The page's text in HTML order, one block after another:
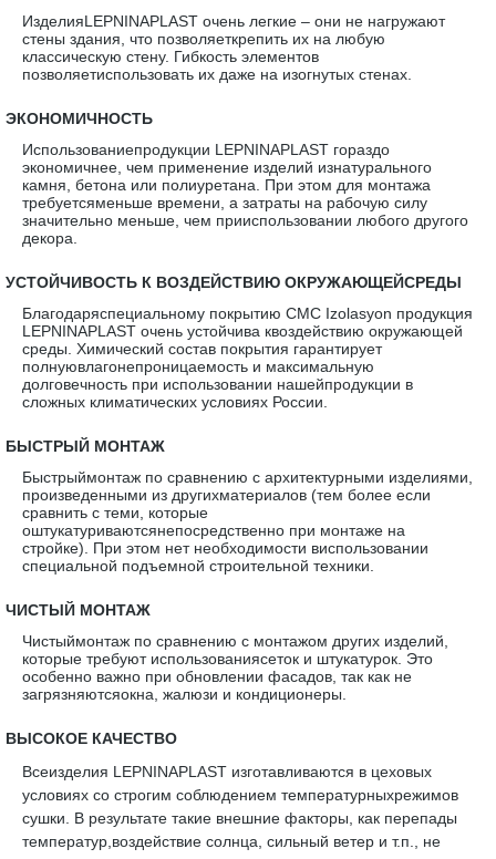
ИзделияLEPNINAPLAST очень легкие – они не нагружают
стены здания, что позволяеткрепить их на любую
классическую стену. Гибкость элементов
позволяетиспользовать их даже на изогнутых стенах.
ЭКОНОМИЧНОСТЬ
Использованиепродукции LEPNINAPLAST гораздо
экономичнее, чем применение изделий изнатурального
камня, бетона или полиуретана. При этом для монтажа
требуетсяменьше времени, а затраты на рабочую силу
значительно меньше, чем прииспользовании любого другого
декора.
УСТОЙЧИВОСТЬ К ВОЗДЕЙСТВИЮ ОКРУЖАЮЩЕЙСРЕДЫ
Благодаряспециальному покрытию CMC Izolasyon продукция
LEPNINAPLAST очень устойчива квоздействию окружающей
среды. Химический состав покрытия гарантирует
полнуювлагонепроницаемость и максимальную
долговечность при использовании нашейпродукции в
сложных климатических условиях России.
БЫСТРЫЙ МОНТАЖ
Быстрыймонтаж по сравнению с архитектурными изделиями,
произведенными из другихматериалов (тем более если
сравнить с теми, которые
оштукатуриваютсянепосредственно при монтаже на
стройке). При этом нет необходимости виспользовании
специальной подъемной строительной техники.
ЧИСТЫЙ МОНТАЖ
Чистыймонтаж по сравнению с монтажом других изделий,
которые требуют использованиясеток и штукатурок. Это
особенно важно при обновлении фасадов, так как не
загрязняютсяокна, жалюзи и кондиционеры.
ВЫСОКОЕ КАЧЕСТВО
Всеизделия LEPNINAPLAST изготавливаются в цеховых
условиях со строгим соблюдением температурныхрежимов
сушки. В результате такие внешние факторы, как перепады
температур,воздействие солнца, сильный ветер и т.п., не